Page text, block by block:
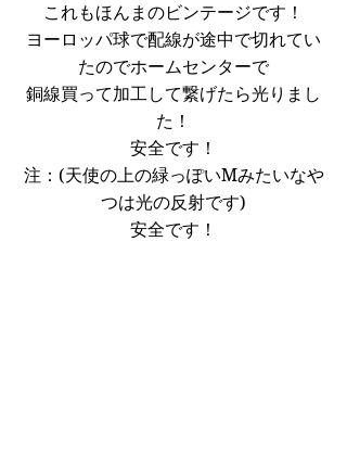
これもほんまのビンテージです！
ヨーロッパ球で配線が途中で切れてい
たのでホームセンターで
銅線買って加工して繋げたら光りまし
た！
安全です！
注：(天使の上の緑っぽいMみたいなや
つは光の反射です)
安全です！